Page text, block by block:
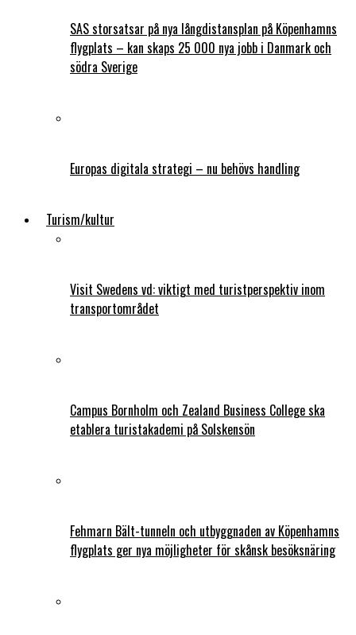
SAS storsatsar på nya långdistansplan på Köpenhamns
flygplats – kan skaps 25 000 nya jobb i Danmark och
södra Sverige
Europas digitala strategi – nu behövs handling
Turism/kultur
Visit Swedens vd: viktigt med turistperspektiv inom
transportområdet
Campus Bornholm och Zealand Business College ska
etablera turistakademi på Solskensön
Fehmarn Bält-tunneln och utbyggnaden av Köpenhamns
flygplats ger nya möjligheter för skånsk besöksnäring